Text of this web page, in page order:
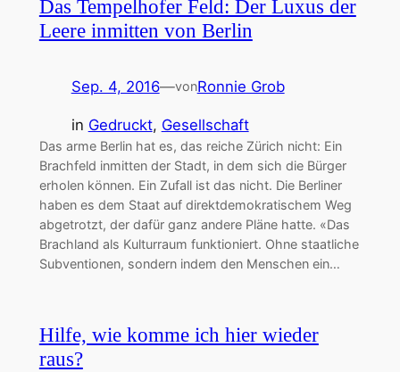
Das Tempelhofer Feld: Der Luxus der
Leere inmitten von Berlin
Sep. 4, 2016—vonRonnie Grob
in Gedruckt, Gesellschaft
Das arme Berlin hat es, das reiche Zürich nicht: Ein
Brachfeld inmitten der Stadt, in dem sich die Bürger
erholen können. Ein Zufall ist das nicht. Die Berliner
haben es dem Staat auf direktdemokratischem Weg
abgetrotzt, der dafür ganz andere Pläne hatte. «Das
Brachland als Kulturraum funktioniert. Ohne staatliche
Subventionen, sondern indem den Menschen ein…
Hilfe, wie komme ich hier wieder
raus?